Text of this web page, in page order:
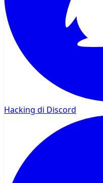
Hacking di Discord